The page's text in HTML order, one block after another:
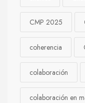
CMP 2025
coherencia
colaboración
colaboración en